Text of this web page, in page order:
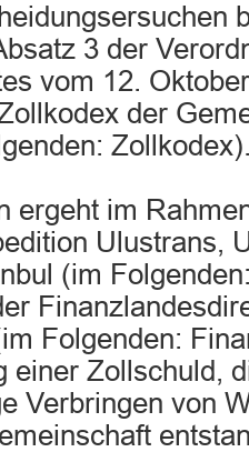
3 der
vom 12.
der
ergeht im
Ulustrans,
(im
Folgenden:
einer Zollschuld,
Verbringen von